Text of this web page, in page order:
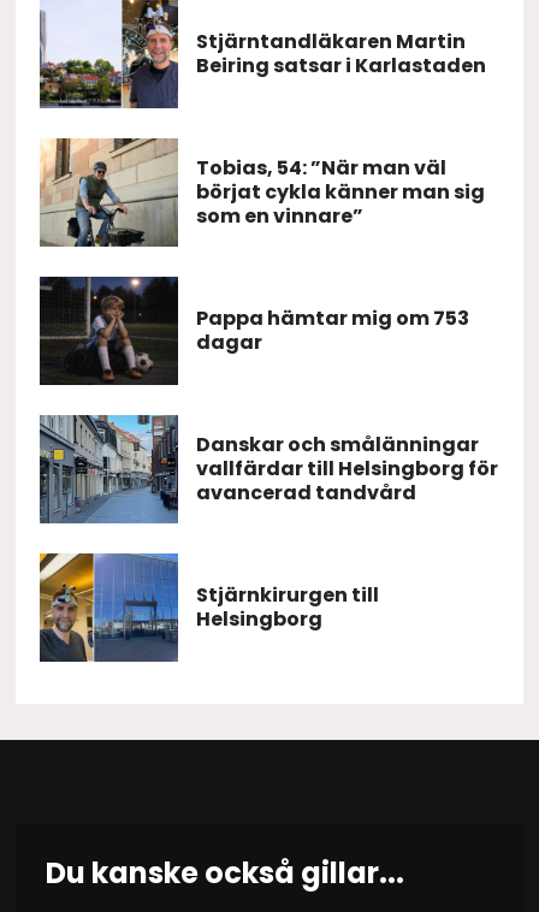
Stjärntandläkaren Martin
Beiring satsar i Karlastaden
Tobias, 54: ”När man väl
börjat cykla känner man sig
som en vinnare”
Pappa hämtar mig om 753
dagar
Danskar och smålänningar
vallfärdar till Helsingborg för
avancerad tandvård
Stjärnkirurgen till
Helsingborg
Du kanske också gillar...